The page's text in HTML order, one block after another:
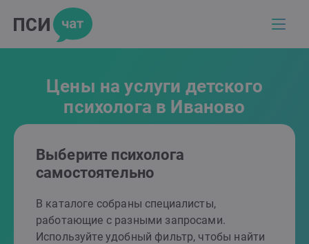
Цены на услуги детского
психолога в Иваново
Выберите психолога
самостоятельно
В каталоге собраны специалисты,
работающие с разными запросами.
Используйте удобный фильтр, чтобы найти